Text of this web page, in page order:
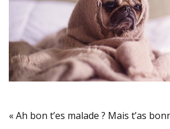
« Ah bon t’es malade ? Mais t’as